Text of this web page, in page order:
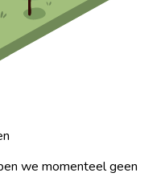
we momenteel geen